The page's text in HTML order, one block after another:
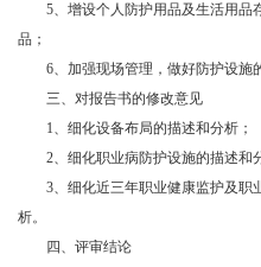
5、增设个人防护用品及生活用品
品；
6、加强现场管理，做好防护设施
三、对报告书的修改意见
1、细化设备布局的描述和分析；
2、细化职业病防护设施的描述和
3、细化近三年职业健康监护及职
析。
四、评审结论